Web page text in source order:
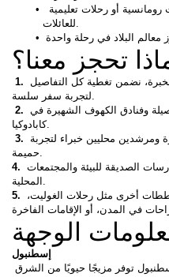
للعائلات.
تحجز معنا؟
لتجربة سفر سلسة.
كابادوكيا.
حميمة.
المحلية.
الوجهة
إسطنبول